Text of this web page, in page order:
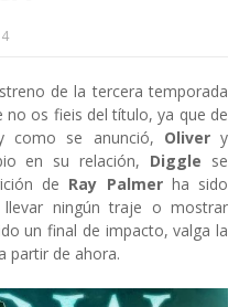
de la tercera temporada
no os fieis del título, ya que de
como se anunció, Olivery
en su relación, Diggle se
de Ray Palmerha sido
ningún traje o mostrar
un final de impacto, valga la
partir de ahora.